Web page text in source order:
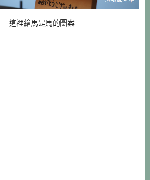
這裡繪馬是馬的圖案